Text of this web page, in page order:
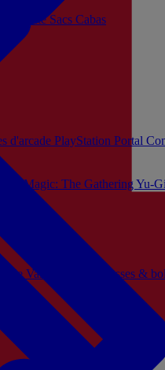
ModeVaisselle Mugs, tasses &
d'arcade PlayStation Portal
BeautéSacs Cabas
Magic: The Gathering Yu-